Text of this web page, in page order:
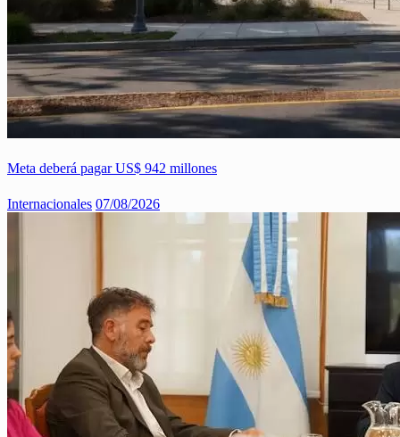
Meta deberá pagar US$ 942 millones
Internacionales 07/08/2026